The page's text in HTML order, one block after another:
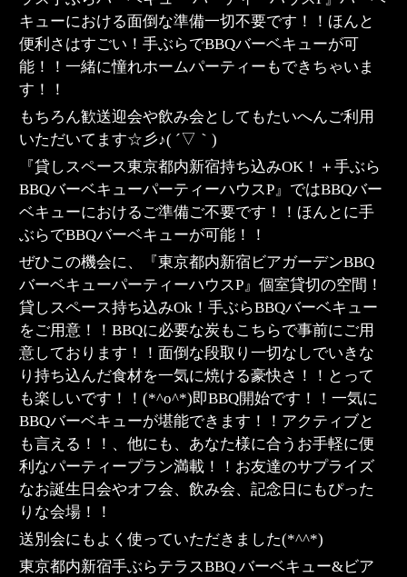
キューにおける面倒な準備一切不要です！！ほんと
便利さはすごい！手ぶらでBBQバーベキューが可
能！！一緒に憧れホームパーティーもできちゃいま
す！！
もちろん歓送迎会や飲み会としてもたいへんご利用
いただいてます☆彡♪( ´▽｀)
『貸しスペース東京都内新宿持ち込みOK！＋手ぶら
BBQバーベキューパーティーハウスP』ではBBQバー
ベキューにおけるご準備ご不要です！！ほんとに手
ぶらでBBQバーベキューが可能！！
ぜひこの機会に、『東京都内新宿ビアガーデンBBQ
バーベキューパーティーハウスP』個室貸切の空間！
貸しスペース持ち込みOk！手ぶらBBQバーベキュー
をご用意！！BBQに必要な炭もこちらで事前にご用
意しております！！面倒な段取り一切なしでいきな
り持ち込んだ食材を一気に焼ける豪快さ！！とって
も楽しいです！！(*^o^*)即BBQ開始です！！一気に
BBQバーベキューが堪能できます！！アクティブと
も言える！！、他にも、あなた様に合うお手軽に便
利なパーティープラン満載！！お友達のサプライズ
なお誕生日会やオフ会、飲み会、記念日にもぴった
りな会場！！
送別会にもよく使っていただきました(*^^*)
東京都内新宿手ぶらテラスBBQ バーベキュー&ビア